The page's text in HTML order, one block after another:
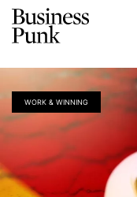
WORK & WINNING